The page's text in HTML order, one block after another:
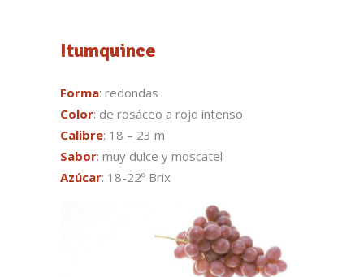
Itumquince
Forma: redondas
Color: de rosáceo a rojo intenso
Calibre: 18 – 23 m
Sabor: muy dulce y moscatel
Azúcar: 18-22º Brix